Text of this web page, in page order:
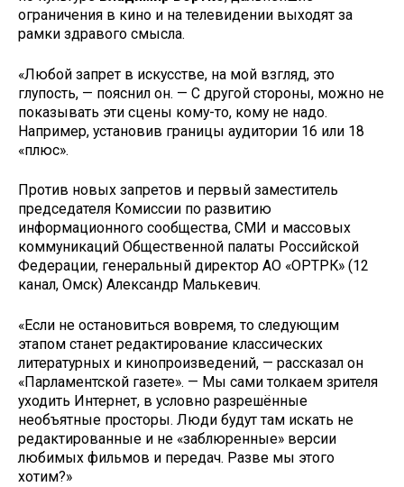
ограничения в кино и на телевидении выходят за
рамки здравого смысла.
«Любой запрет в искусстве, на мой взгляд, это
глупость, — пояснил он. — С другой стороны, можно не
показывать эти сцены кому-то, кому не надо.
Например, установив границы аудитории 16 или 18
«плюс».
Против новых запретов и первый заместитель
председателя Комиссии по развитию
информационного сообщества, СМИ и массовых
коммуникаций Общественной палаты Российской
Федерации, генеральный директор АО «ОРТРК» (12
канал, Омск) Александр Малькевич.
«Если не остановиться вовремя, то следующим
этапом станет редактирование классических
литературных и кинопроизведений, — рассказал он
«Парламентской газете». — Мы сами толкаем зрителя
уходить Интернет, в условно разрешённые
необъятные просторы. Люди будут там искать не
редактированные и не «заблюренные» версии
любимых фильмов и передач. Разве мы этого
хотим?»